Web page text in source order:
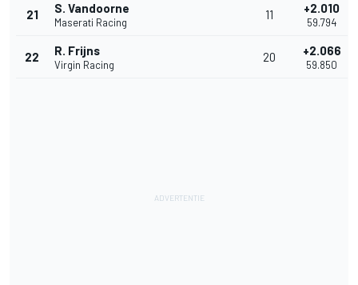
21 S. Vandoorne
Maserati Racing
11 +2.010
59.794
22 R. Frijns
Virgin Racing
20 +2.066
59.850